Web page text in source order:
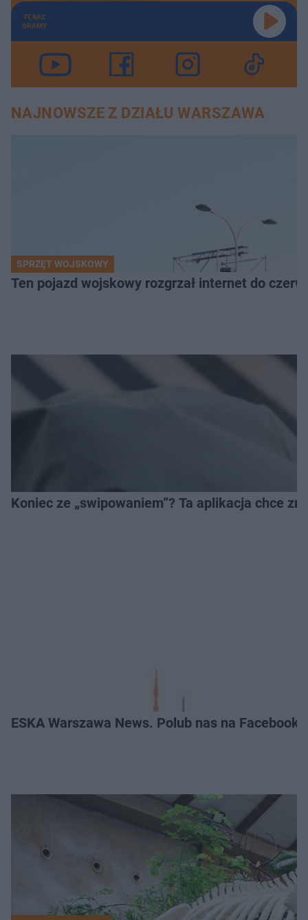
TERAZ
GRAMY
NAJNOWSZE Z DZIAŁU WARSZAWA
SPRZĘT WOJSKOWY
Ten pojazd wojskowy rozgrzał internet do
Koniec ze „swipowaniem”? Ta aplikacja chce
ESKA Warszawa News. Polub nas na